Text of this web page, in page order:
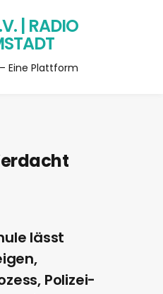
| RADIO
Eine Plattform
lässt
Polizei-